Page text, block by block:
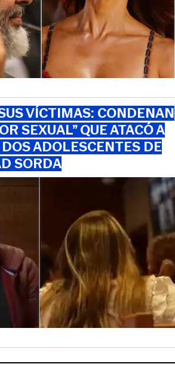
VÍCTIMAS: CONDENAN
SEXUAL” QUE ATACÓ A
ADOLESCENTES DE
SORDA